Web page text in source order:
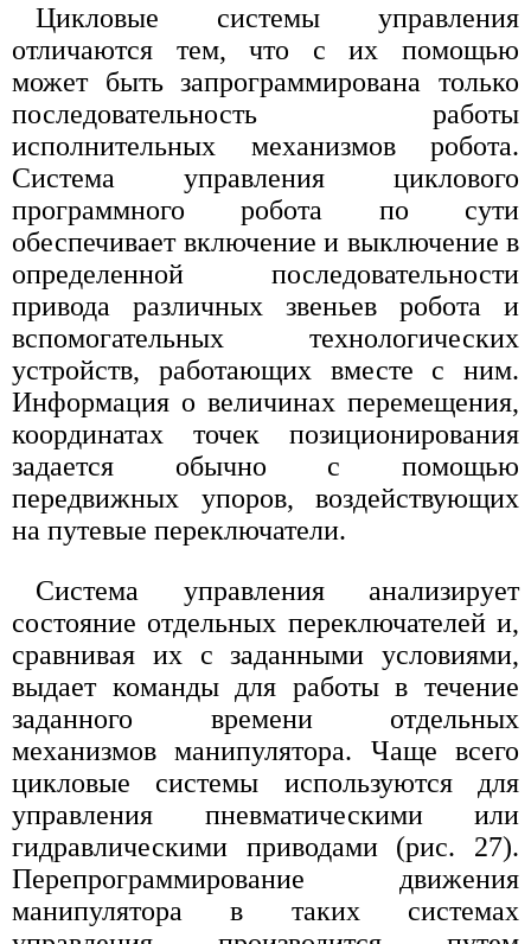
Цикловые системы управления
отличаются тем, что с их помощью
может быть запрограммирована только
последовательность работы
исполнительных механизмов робота.
Система управления циклового
программного робота по сути
обеспечивает включение и выключение в
определенной последовательности
привода различных звеньев робота и
вспомогательных технологических
устройств, работающих вместе с ним.
Информация о величинах перемещения,
координатах точек позиционирования
задается обычно с помощью
передвижных упоров, воздействующих
на путевые переключатели.
Система управления анализирует
состояние отдельных переключателей и,
сравнивая их с заданными условиями,
выдает команды для работы в течение
заданного времени отдельных
механизмов манипулятора. Чаще всего
цикловые системы используются для
управления пневматическими или
гидравлическими приводами (рис. 27).
Перепрограммирование движения
манипулятора в таких системах